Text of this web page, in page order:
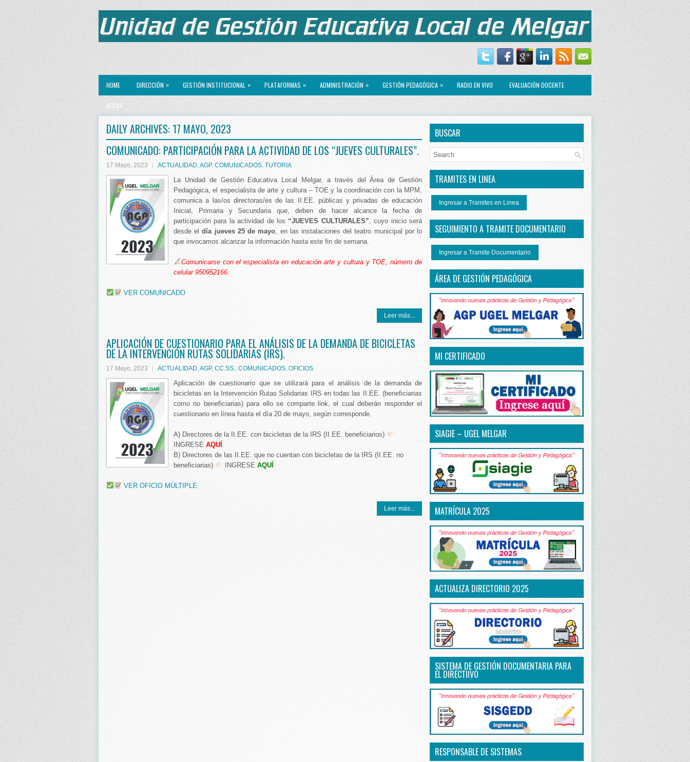
HOME DIRECCIÓN » GESTIÓN INSTITUCIONAL » PLATAFORMAS » ADMINISTRACIÓN » GESTIÓN PEDAGÓGICA » RADIO EN VIVO EVALUACIÓN DOCENTE
BECAS
DAILY ARCHIVES: 17 MAYO, 2023
COMUNICADO: PARTICIPACIÓN PARA LA ACTIVIDAD DE LOS “JUEVES CULTURALES”.
17 Mayo, 2023 ACTUALIDAD AGP, COMUNICADOS TUTORIA
La Unidad de Gestión Educativa Local Melgar, a través del Área de Gestión
Pedagógica, el especialista de arte y cultura – TOE y la coordinación con la MPM,
comunica a las/os directoras/es de las II.EE. públicas y privadas de educación
Inicial, Primaria y Secundaria que, deben de hacer alcance la fecha de
participación para la actividad de los “JUEVES CULTURALES” , cuyo inicio será
desde eldía jueves 25 de mayo , en las instalaciones del teatro municipal por lo
que invocamos alcanzar la información hasta este fin de semana.
Comunicarse con el especialista en educación arte y cultura y TOE, número de
celular 950952166.
VER COMUNICADO
Leer más...
APLICACIÓN DE CUESTIONARIO PARA EL ANÁLISIS DE LA DEMANDA DE BICICLETAS
DE LA INTERVENCIÓN RUTAS SOLIDARIAS (IRS).
17 Mayo, 2023 ACTUALIDAD AGP, CC.SS. COMUNICADOS OFICIOS
Aplicación de cuestionario que se utilizará para el análisis de la demanda de
bicicletas en la Intervención Rutas Solidarias IRS en todas las II.EE. (beneficiarias
como no beneficiarias) para ello se comparte link, el cual deberán responder el
cuestionario en línea hasta el día 20 de mayo, según corresponde.
A) Directores de la II.EE. con bicicletas de la IRS (II.EE. beneficiarios)
INGRESE AQUÍ
B) Directores de las II.EE. que no cuentan con bicicletas de la IRS (II.EE. no
beneficiarias)
INGRESE AQUÍ
VER OFICIO MÚLTIPLE
Leer más...
BUSCAR
TRAMITES EN LINEA
Ingresar a Tramites en Linea
SEGUIMIENTO A TRAMITE DOCUMENTARIO
Ingresar a Tramite Documentario
ÁREA DE GESTIÓN PEDAGÓGICA
MI CERTIFICADO
SIAGIE – UGEL MELGAR
MATRÍCULA 2025
ACTUALIZA DIRECTORIO 2025
SISTEMA DE GESTIÓN DOCUMENTARIA PARA
EL DIRECTIIVO
RESPONSABLE DE SISTEMAS